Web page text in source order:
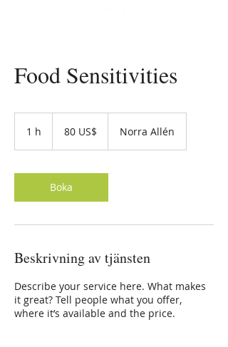
Food Sensitivities
1 h
dollar80 US$ Norra Allén
Boka
Beskrivning av tjänsten
Describe your service here. What makes
it great? Tell people what you offer,
where it’s available and the price.